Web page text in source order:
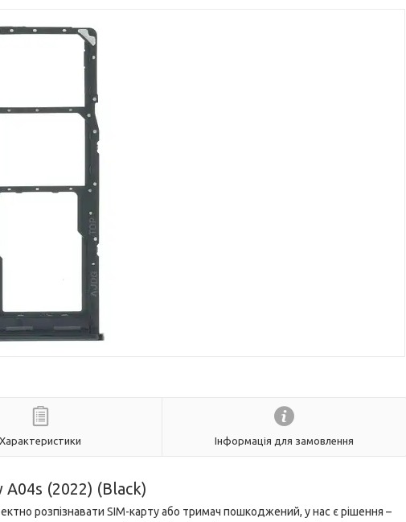
Характеристики Інформація для замовлення
A04s (2022) (Black)
розпізнавати SIM-карту або тримач пошкоджений, у нас є рішення –